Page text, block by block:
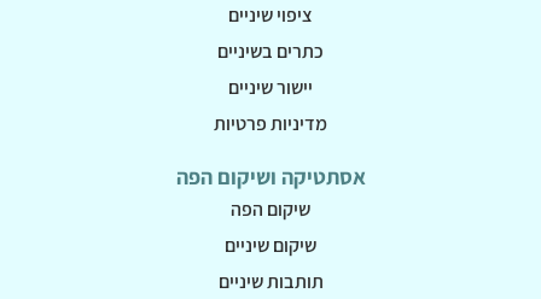
ציפוי שיניים
כתרים בשיניים
יישור שיניים
מדיניות פרטיות
אסתטיקה ושיקום הפה
שיקום הפה
שיקום שיניים
תותבות שיניים